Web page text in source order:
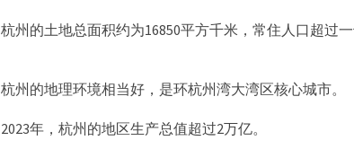
杭州的土地总面积约为16850平方千米，常住人口超过
杭州的地理环境相当好，是环杭州湾大湾区核心城市。
2023年，杭州的地区生产总值超过2万亿。